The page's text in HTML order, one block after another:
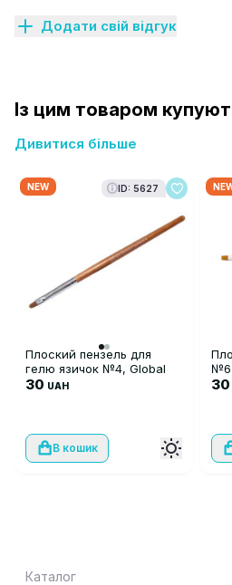
Додати свій відгук
Із цим товаром
Дивитися більше
NEW ID: 5627
Плоский пензель для
гелю язичок №4, Global
Fashion
30 UAH
В кошик
№6
30
Каталог